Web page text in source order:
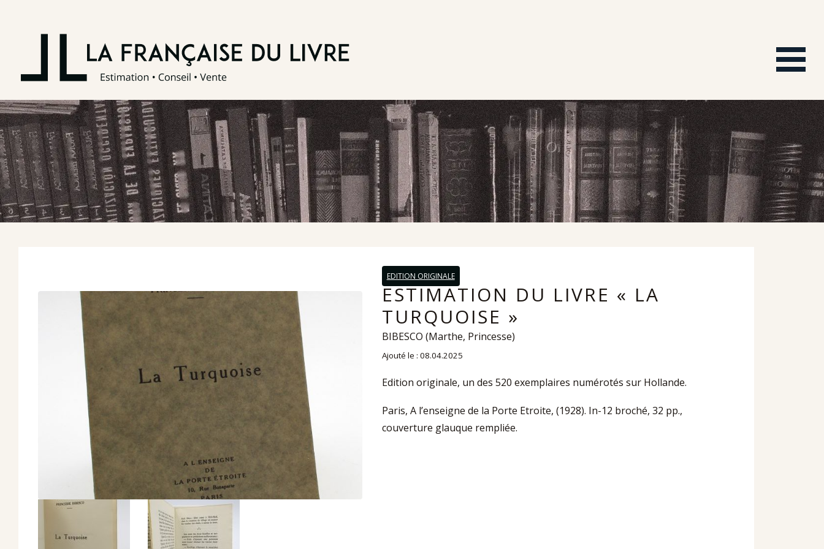
EDITION ORIGINALE
ESTIMATION DU LIVRE « LA
TURQUOISE »
BIBESCO (Marthe, Princesse)
Ajouté le : 08.04.2025
Edition originale, un des 520 exemplaires numérotés sur Hollande.
Paris, A l’enseigne de la Porte Etroite, (1928). In-12 broché, 32 pp.,
couverture glauque rempliée.